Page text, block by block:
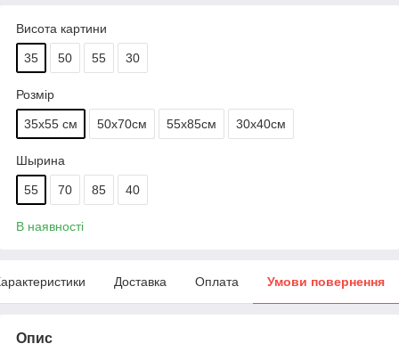
Висота картини
35 50 55 30
Розмір
35х55 см 50х70см 55х85см 30х40см
Шырина
55 70 85 40
В наявності
Доставка Оплата Умови повернення
Опис